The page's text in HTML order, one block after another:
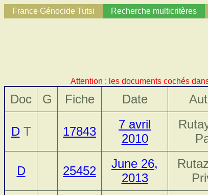
France Génocide Tutsi Recherche multicritères
Attention : les documents cochés
Doc G Fiche Date
DT 17843
7 avril
2010
D 25452
June 26,
2013